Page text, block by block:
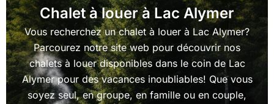
Chalet à louer à Lac Alymer
Vous recherchez un chalet à louer à Lac Alymer?
Parcourez notre site web pour découvrir nos
chalets à louer disponibles dans le coin de Lac
Alymer pour des vacances inoubliables! Que vous
soyez seul, en groupe, en famille ou en couple,